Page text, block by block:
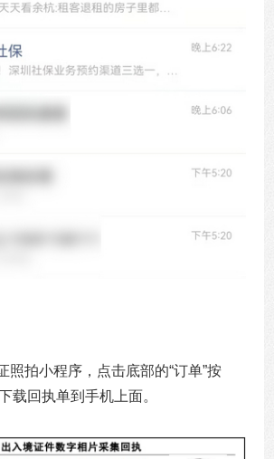
照拍小程序，点击底部的“订单”按
载回执单到手机上面。